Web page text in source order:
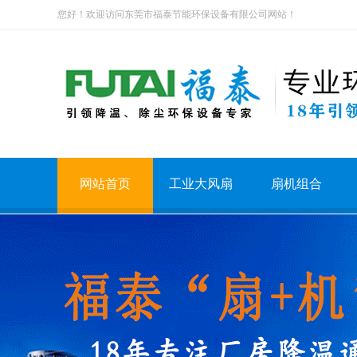
您好！欢迎访问东莞市福泰节能环保设备有限公司网站！
网站首页 工业大风扇 扇机组合